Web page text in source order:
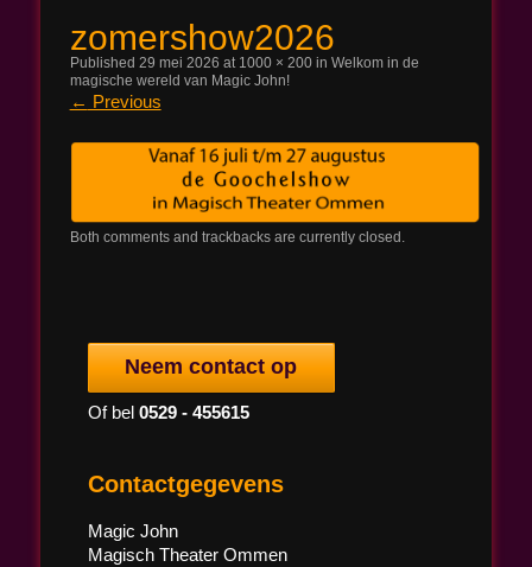
zomershow2026
Published 29 mei 2026 at 1000 × 200in Welkom in de
magische wereld van Magic John!
← Previous
Both comments and trackbacks are currently closed.
Neem contact op
Of bel 0529 - 455615
Contactgegevens
Magic John
Magisch Theater Ommen